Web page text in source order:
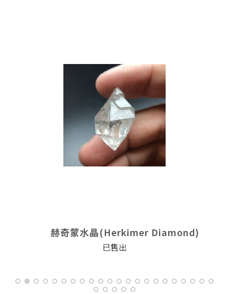
赫奇蒙水晶(Herkimer Diamond)
已售出